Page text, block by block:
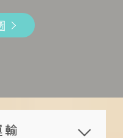
，或與旅宿
收費
~ 3 日
退還已付
備牙刷及牙
衣物及用品
使用
h